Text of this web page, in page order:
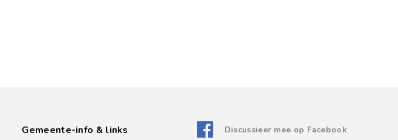
Gemeente-info & links Discussieer mee op Facebook